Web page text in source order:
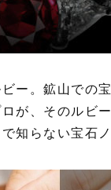
ー。鉱山での
が、そのルビ
知らない宝石